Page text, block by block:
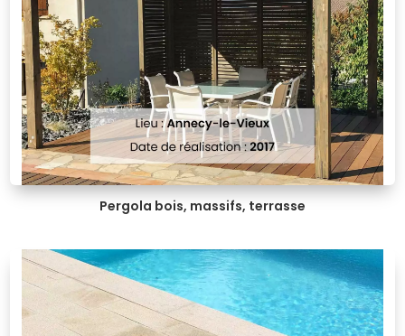
Pergola bois, massifs, terrasse